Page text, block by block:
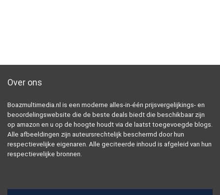
Over ons
Boazmultimedia.nl is een moderne alles-in-één prijsvergelijkings- en
beoordelingswebsite die de beste deals biedt die beschikbaar zijn
op amazon en u op de hoogte houdt via de laatst toegevoegde blogs.
Alle afbeeldingen zijn auteursrechtelijk beschermd door hun
respectievelijke eigenaren. Alle geciteerde inhoud is afgeleid van hun
respectievelijke bronnen.